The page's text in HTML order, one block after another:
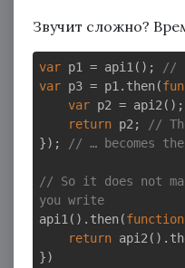
Звучит сложно?
var p1 = api1();
//
var p3 = p1.then(
var p2 = api2();
return p2;
//
});
// … becomes
// So it does not
you write
api1().then(function
return